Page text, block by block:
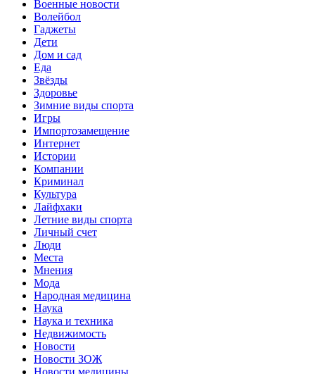
Военные новости
Волейбол
Гаджеты
Дети
Дом и сад
Еда
Звёзды
Здоровье
Зимние виды спорта
Игры
Импортозамещение
Интернет
Истории
Компании
Криминал
Культура
Лайфхаки
Летние виды спорта
Личный счет
Люди
Места
Мнения
Мода
Народная медицина
Наука
Наука и техника
Недвижимость
Новости
Новости ЗОЖ
Новости медицины